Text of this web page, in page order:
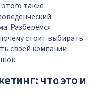
такие
Разберемся
стоит выбирать
своей компании
что это и